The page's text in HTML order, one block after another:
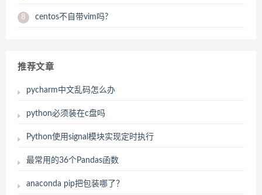
8 centos不自带vim吗?
推荐文章
pycharm中文乱码怎么办
python必须装在c盘吗
Python使用signal模块实现定时执行
最常用的36个Pandas函数
anaconda pip把包装哪了？